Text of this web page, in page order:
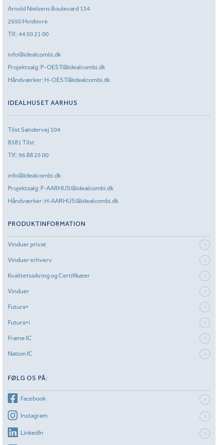
Arnold Nielsens Boulevard 134
2650 Hvidovre
Tlf.:44 50 21 00
info@idealcombi.dk
Projektsalg: P-OEST@idealcombi.dk
Håndværker: H-OEST@idealcombi.dk
IDEALHUSET AARHUS
Tilst Søndervej 104
8381 Tilst
Tlf.:96 88 25 00
info@idealcombi.dk
Projektsalg: P-AARHUS@idealcombi.dk
Håndværker: H-AARHUS@idealcombi.dk
PRODUKTINFORMATION
Vinduer privat
Vinduer erhverv
Kvalitetssikring og Certifikater
Vinduer
Futura+
Futura+i
Frame IC
Nation IC
FØLG OS PÅ:
Facebook
Instagram
LinkedIn